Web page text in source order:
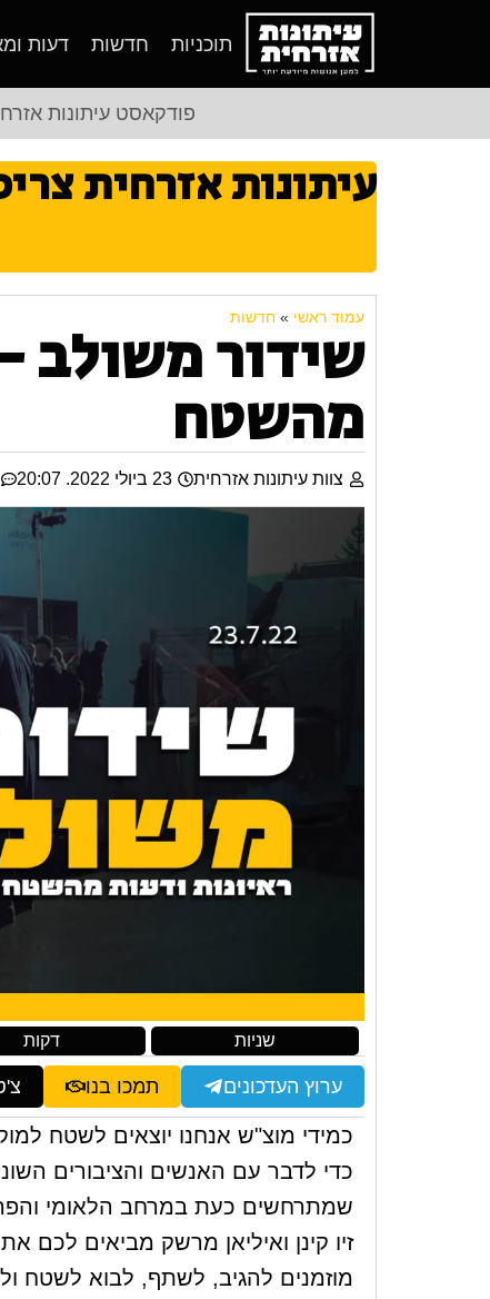
תוכניות חדשות דעות
פודקאסט עיתונות
עיתונות אזרחית
עמוד ראשי » חדשות
שידור משולב
מהשטח
צוות עיתונות אזרחית 23 ביולי 2022. 20:07
דקות שניות
ערוץ העדכונים תמכו בנו
כמידי מוצ"ש אנחנו יוצאים לשטח
כדי לדבר עם האנשים והציבורים
שמתרחשים כעת במרחב הלאומי
זיו קינן ואיליאן מרשק מביאים לכם
מוזמנים להגיב, לשתף, לבוא לשטח